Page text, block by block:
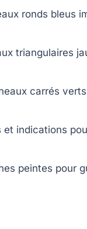
ronds bleus
triangulaires
carrés
et indications
peintes pour